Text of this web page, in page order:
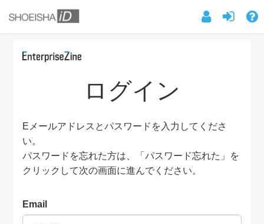
ログイン
Eメールアドレスとパスワードを入力してくださ
い。
パスワードを忘れた方は、「パスワード忘れた」を
クリックして次の画面に進んでください。
Email